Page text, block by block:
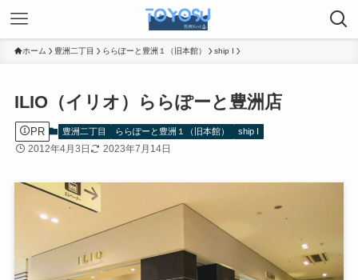
ホーム 豊洲二丁目 ららぽーと豊洲１（旧本館） ship I
ILIO（イリオ）ららぽーと豊洲店
PR 豊洲二丁目 ららぽーと豊洲１（旧本館） ship I
2012年4月3日 2023年7月14日